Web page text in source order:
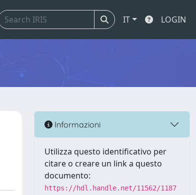
IT LOGIN
Informazioni
Utilizza questo identificativo per
citare o creare un link a questo
documento:
https://hdl.handle.net/11562/1187